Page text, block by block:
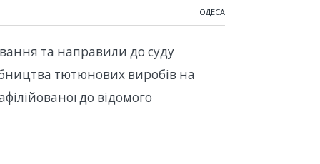
ОДЕСА
та направили до суду
тютюнових виробів на
до відомого